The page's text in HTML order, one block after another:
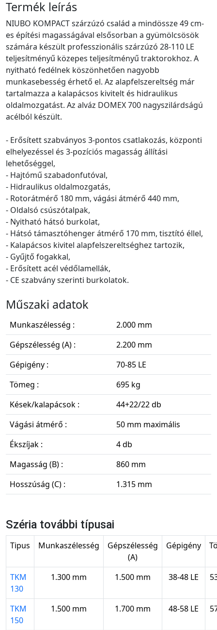
Termék leírás
NIUBO KOMPACT szárzúzó család a mindössze 49 cm-
es építési magasságával elsősorban a gyümölcsösök
számára készült professzionális szárzúzó 28-110 LE
teljesítményű közepes teljesítményű traktorokhoz. A
nyitható fedélnek köszönhetően nagyobb
munkasebesség érhető el. Az alapfelszereltség már
tartalmazza a kalapácsos kivitelt és hidraulikus
oldalmozgatást. Az alváz DOMEX 700 nagyszilárdságú
acélból készült.
- Erősített szabványos 3-pontos csatlakozás, központi
elhelyezéssel és 3-pozíciós magasság állítási
lehetőséggel,
- Hajtómű szabadonfutóval,
- Hidraulikus oldalmozgatás,
- Rotorátmérő 180 mm, vágási átmérő 440 mm,
- Oldalsó csúszótalpak,
- Nyitható hátsó burkolat,
- Hátsó támasztóhenger átmérő 170 mm, tisztító éllel,
- Kalapácsos kivitel alapfelszereltséghez tartozik,
- Gyűjtő fogakkal,
- Erősített acél védőlamellák,
- CE szabvány szerinti burkolatok.
Műszaki adatok
Munkaszélesség :
2.000 mm
Gépszélesség (A) :
2.200 mm
Gépigény :
70-85 LE
Tömeg :
695 kg
Kések/kalapácsok :
44+22/22 db
Vágási átmérő :
50 mm maximális
Ékszíjak :
4 db
Magasság (B) :
860 mm
Hosszúság (C) :
1.315 mm
Széria további típusai
Tipus Munkaszélesség
Gépszélesség
(A)
Gépigény
TKM
130
1.300 mm 1.500 mm 38-48 LE
TKM
150
1.500 mm 1.700 mm 48-58 LE